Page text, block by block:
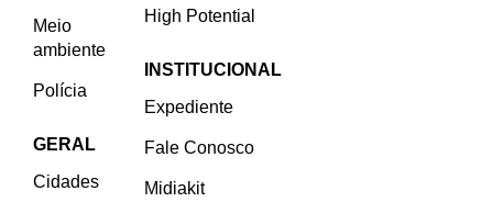
Meio
ambiente
Polícia
GERAL
Cidades
High Potential
INSTITUCIONAL
Expediente
Fale Conosco
Midiakit